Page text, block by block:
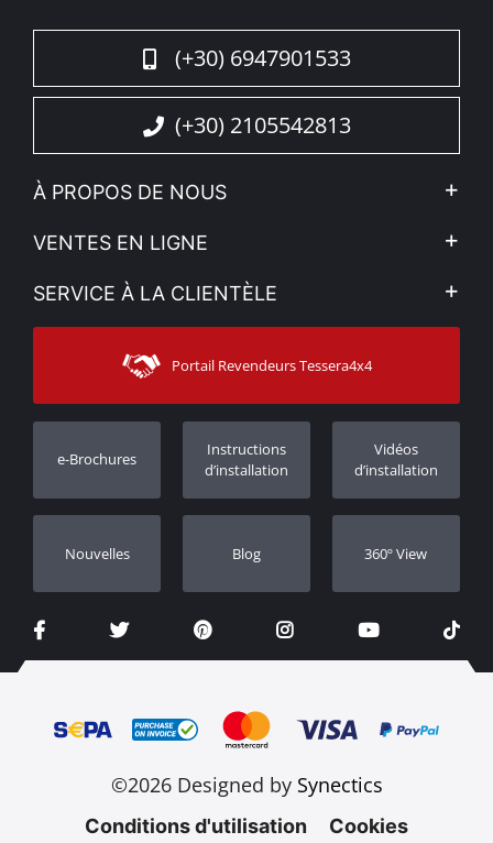
(+30) 6947901533
(+30) 2105542813
À PROPOS DE NOUS
L'entreprise
Voir nos actualités
Sitemap
VENTES EN LIGNE
Mon compte
Moyens d’expédition
SERVICE À LA CLIENTÈLE
Contacter
Assistance aux clients
Suivi des commandes
Concessionnaires
Portail Revendeurs Tessera4x4
e-Brochures
Instructions
d’installation
Vidéos
d’installation
Nouvelles Blog 360º View
©2026 Designed by Synectics
Conditions d'utilisation Cookies